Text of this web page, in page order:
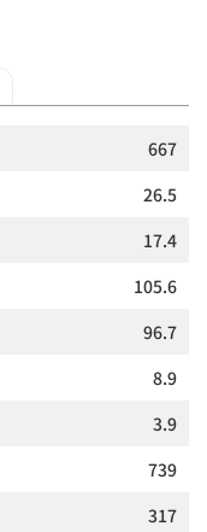
667
26.5
17.4
105.6
96.7
8.9
3.9
739
317